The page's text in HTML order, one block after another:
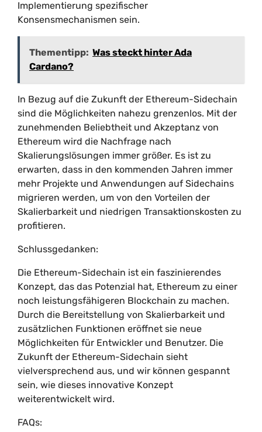
Implementierung spezifischer
Konsensmechanismen sein.
Thementipp: Was steckt hinter Ada
Cardano?
In Bezug auf die Zukunft der Ethereum-Sidechain
sind die Möglichkeiten nahezu grenzenlos. Mit der
zunehmenden Beliebtheit und Akzeptanz von
Ethereum wird die Nachfrage nach
Skalierungslösungen immer größer. Es ist zu
erwarten, dass in den kommenden Jahren immer
mehr Projekte und Anwendungen auf Sidechains
migrieren werden, um von den Vorteilen der
Skalierbarkeit und niedrigen Transaktionskosten zu
profitieren.
Schlussgedanken:
Die Ethereum-Sidechain ist ein faszinierendes
Konzept, das das Potenzial hat, Ethereum zu einer
noch leistungsfähigeren Blockchain zu machen.
Durch die Bereitstellung von Skalierbarkeit und
zusätzlichen Funktionen eröffnet sie neue
Möglichkeiten für Entwickler und Benutzer. Die
Zukunft der Ethereum-Sidechain sieht
vielversprechend aus, und wir können gespannt
sein, wie dieses innovative Konzept
weiterentwickelt wird.
FAQs: